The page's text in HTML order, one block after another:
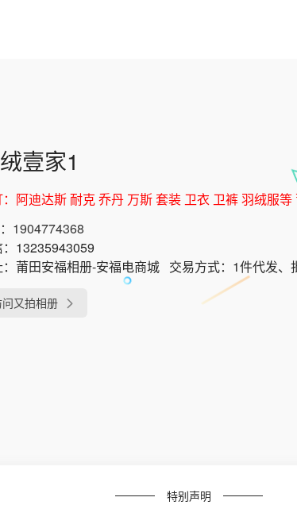
壹家1
：阿迪达斯 耐克 乔丹 万斯 套装 卫衣 卫裤 羽绒服
1904774368
13235943059
莆田安福相册-安福电商城 交易方式： 1件代发、
又拍相册
特别声明